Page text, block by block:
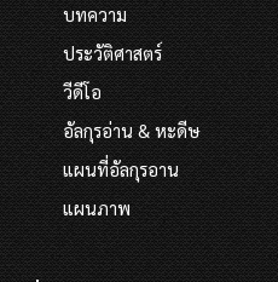
บทความ
ประวัติศาสตร์
วีดีโอ
อัลกุรอ่าน & หะดีษ
แผนที่อัลกุรอาน
แผนภาพ